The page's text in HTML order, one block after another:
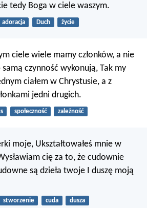
tedy Boga w ciele waszym.
adoracja Duch życie
ciele wiele mamy członków, a nie
czynność wykonują, Tak my
ciałem w Chrystusie, a z
jedni drugich.
społeczność zależność
moje, Ukształtowałeś mnie w
cię za to, że cudownie
są dzieła twoje I duszę moją
stworzenie cuda dusza